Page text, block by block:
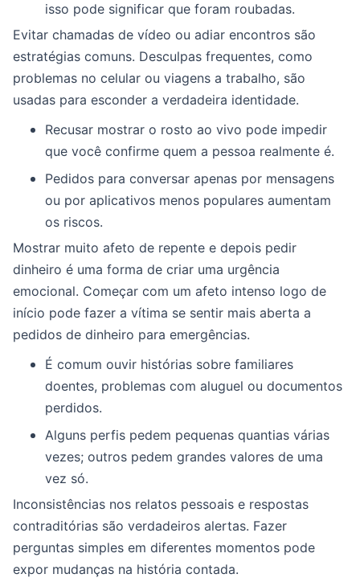
isso pode significar que foram roubadas.
Evitar chamadas de vídeo ou adiar encontros são
estratégias comuns. Desculpas frequentes, como
problemas no celular ou viagens a trabalho, são
usadas para esconder a verdadeira identidade.
Recusar mostrar o rosto ao vivo pode impedir
que você confirme quem a pessoa realmente é.
Pedidos para conversar apenas por mensagens
ou por aplicativos menos populares aumentam
os riscos.
Mostrar muito afeto de repente e depois pedir
dinheiro é uma forma de criar uma urgência
emocional. Começar com um afeto intenso logo de
início pode fazer a vítima se sentir mais aberta a
pedidos de dinheiro para emergências.
É comum ouvir histórias sobre familiares
doentes, problemas com aluguel ou documentos
perdidos.
Alguns perfis pedem pequenas quantias várias
vezes; outros pedem grandes valores de uma
vez só.
Inconsistências nos relatos pessoais e respostas
contraditórias são verdadeiros alertas. Fazer
perguntas simples em diferentes momentos pode
expor mudanças na história contada.